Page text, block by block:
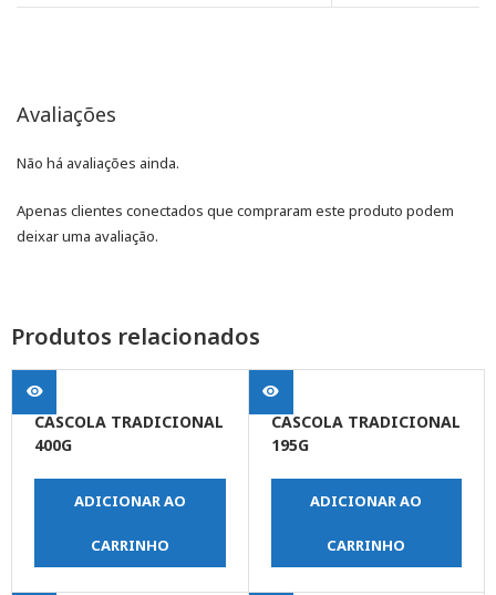
Avaliações
Não há avaliações ainda.
Apenas clientes conectados que compraram este produto podem
deixar uma avaliação.
Produtos relacionados
CASCOLA TRADICIONAL
400G
ADICIONAR AO
CARRINHO
CASCOLA TRADICIONAL
195G
ADICIONAR AO
CARRINHO